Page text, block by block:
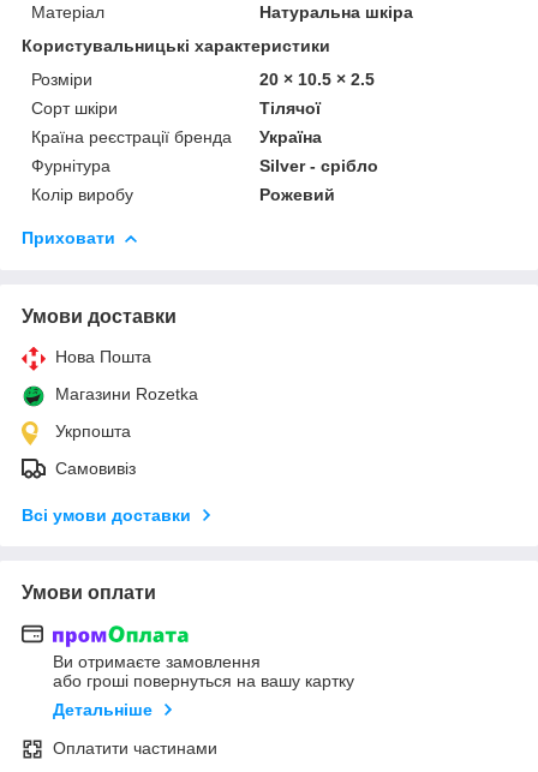
Матеріал
Натуральна шкіра
Користувальницькі характеристики
Розміри
20 × 10.5 × 2.5
Сорт шкіри
Тілячої
Країна реєстрації бренда
Україна
Фурнітура
Silver - срібло
Колір виробу
Рожевий
Приховати
Умови доставки
Нова Пошта
Магазини Rozetka
Укрпошта
Самовивіз
Всі умови доставки
Умови оплати
Ви отримаєте замовлення
або гроші повернуться на вашу картку
Детальніше
Оплатити частинами